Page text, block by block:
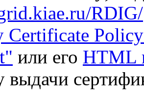
RDIG/
или его HTML
выдачи